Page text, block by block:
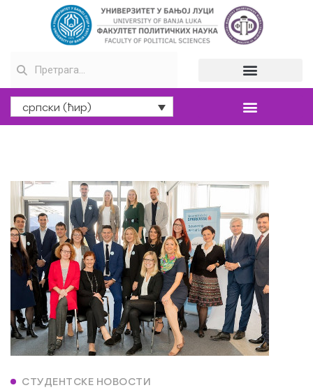
српски (ћир)
СТУДЕНТСКЕ НОВОСТИ